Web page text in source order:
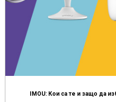
IMOU: Кои са те и защо да